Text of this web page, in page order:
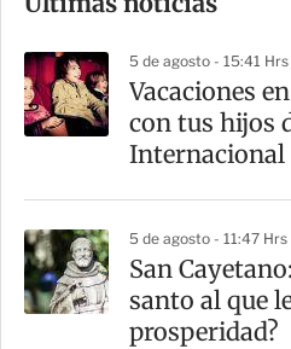
m
a
r
t
5 de agosto - 15:41 Hrs
Vacaciones
con tus hijos
Internacional
5 de agosto - 11:47 Hrs
San
santo al que
prosperidad?